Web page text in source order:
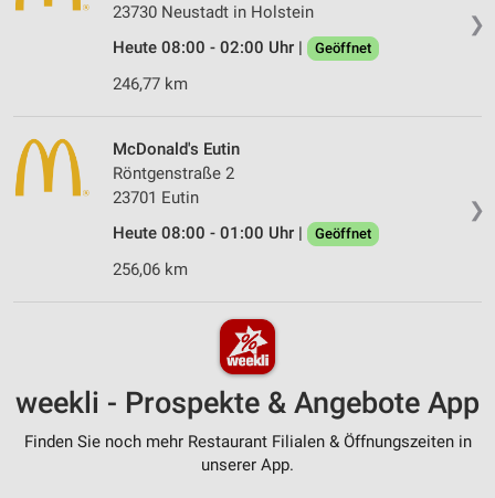
❯
23730 Neustadt in Holstein
Heute 08:00 - 02:00 Uhr |
Geöffnet
246,77 km
❯
McDonald's Eutin
Röntgenstraße 2
23701 Eutin
Heute 08:00 - 01:00 Uhr |
Geöffnet
256,06 km
weekli - Prospekte & Angebote App
Finden Sie noch mehr Restaurant Filialen & Öffnungszeiten in
unserer App.